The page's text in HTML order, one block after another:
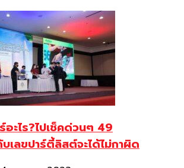
ะไร?ไปเช็คด่วนๆ 49
เลขปาร์ตี้ลิสต์จะได้ไม่กาผิด